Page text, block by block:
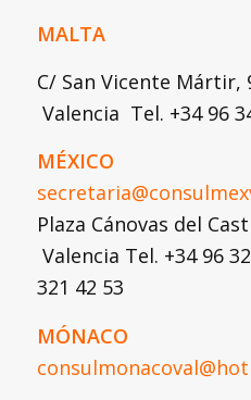
MALTA
C/ San Vicente Mártir,
Valencia Tel. +34 96
MÉXICO
Plaza Cánovas del
Valencia Tel. +34 96
321 42 53
MÓNACO